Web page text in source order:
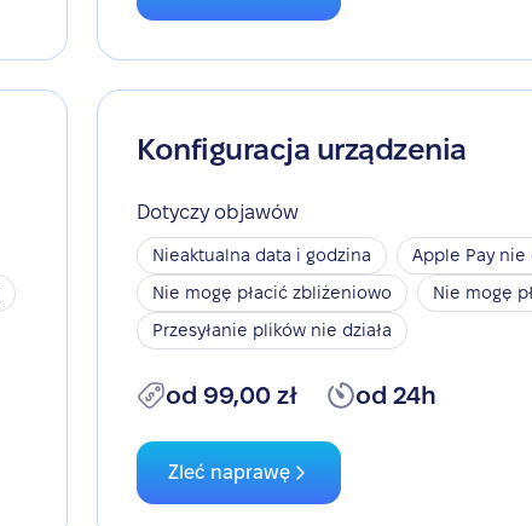
Konfiguracja urządzenia
Dotyczy objawów
Nieaktualna data i godzina
Apple Pay nie
Nie mogę płacić zbliżeniowo
Nie mogę
Przesyłanie plików nie działa
od 99,00 zł od 24h
Zleć naprawę